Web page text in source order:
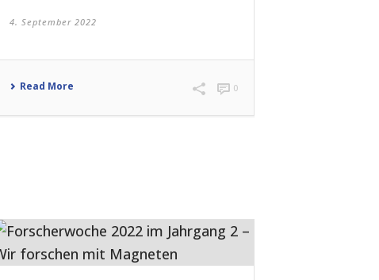
4. September 2022
Read More 0